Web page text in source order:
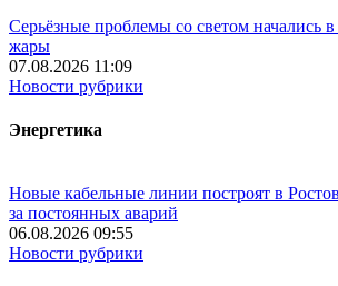
Серьёзные проблемы со светом начались в
жары
07.08.2026 11:09
Новости рубрики
Энергетика
Новые кабельные линии построят в
за постоянных аварий
06.08.2026 09:55
Новости рубрики